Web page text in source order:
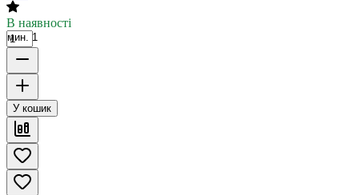
В наявності
мин. 1
У кошик